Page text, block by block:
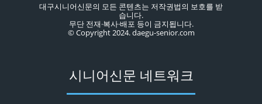
대구시니어신문의 모든 콘텐츠는 저작권법의 보호를 받
습니다.
무단 전재·복사·배포 등이 금지됩니다.
© Copyright 2024. daegu-senior.com
시니어신문 네트워크